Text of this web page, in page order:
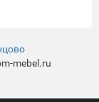
mebel.ru